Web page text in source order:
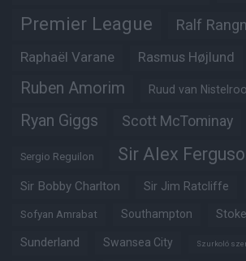
Premier League Ralf
Raphaël Varane Rasmus Højlund
Ruben Amorim Ruud van
Ryan Giggs Scott McTominay
Sergio Reguilon Sir Alex
Sir Bobby Charlton Sir Jim Ratcliffe
Sofyan Amrabat Southampton
Sunderland Swansea City Szurkoló